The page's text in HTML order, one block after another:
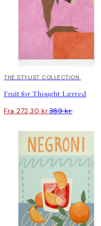
30%*
THE STYLIST COLLECTION
Fruit for Thought Lærred
Fra 272,30 kr.389 kr.